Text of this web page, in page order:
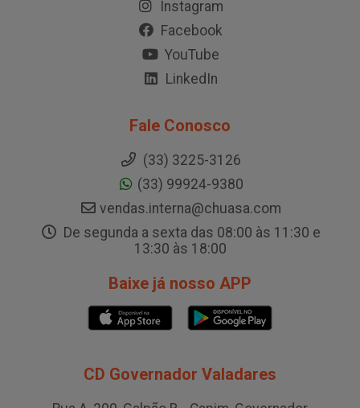
Instagram
Facebook
YouTube
LinkedIn
Fale Conosco
(33) 3225-3126
(33) 99924-9380
vendas.interna@chuasa.com
De segunda a sexta das 08:00 às 11:30 e
13:30 às 18:00
Baixe já nosso APP
CD Governador Valadares